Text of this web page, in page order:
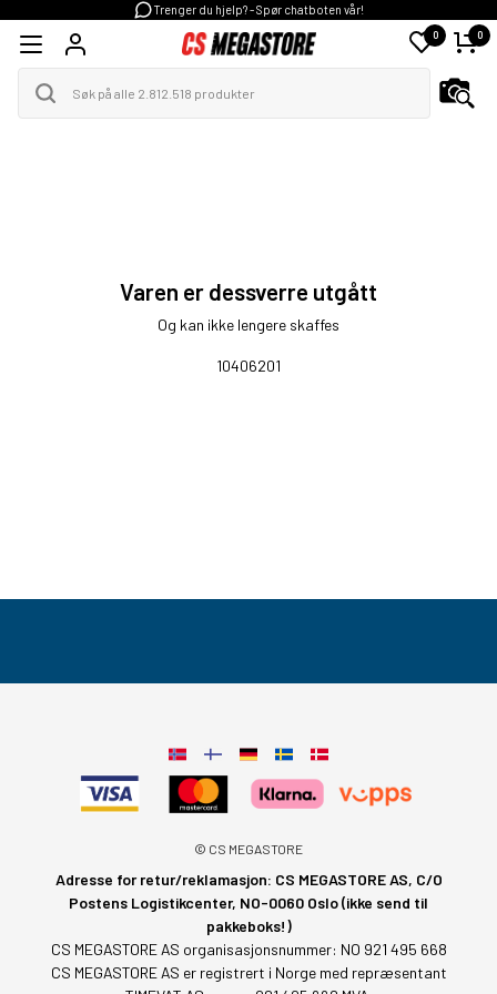
Trenger du hjelp? - Spør chatboten vår!
0 0
Varen er dessverre utgått
Og kan ikke lengere skaffes
10406201
© CS MEGASTORE
Adresse for retur/reklamasjon: CS MEGASTORE AS, C/O
Postens Logistikcenter, NO-0060 Oslo (ikke send til
pakkeboks!)
CS MEGASTORE AS organisasjonsnummer: NO 921 495 668
CS MEGASTORE AS er registrert i Norge med repræsentant